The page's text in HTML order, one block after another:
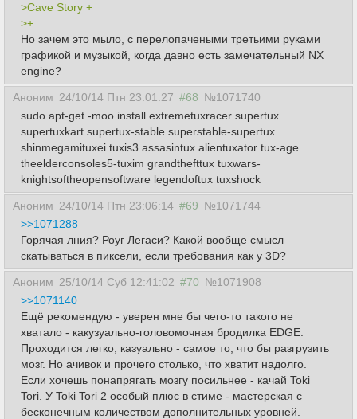
>Cave Story +
>+
Но зачем это мыло, c перелопачеными третьими руками
графикой и музыкой, когда давно есть замечательный NX
engine?
Аноним 24/10/14 Птн 23:01:27 #68 №1071740
sudo apt-get -moo install extremetuxracer supertux
supertuxkart supertux-stable superstable-supertux
shinmegamituxei tuxis3 assasintux alientuxator tux-age
theelderconsoles5-tuxim grandthefttux tuxwars-
knightsoftheopensoftware legendoftux tuxshock
Аноним 24/10/14 Птн 23:06:14 #69 №1071744
>>1071288
Горячая лния? Роуг Легаси? Какой вообще смысл
скатываться в пиксели, если требования как у 3D?
Аноним 25/10/14 Суб 12:41:02 #70 №1071908
>>1071140
Ещё рекомендую - уверен мне бы чего-то такого не
хватало - какузуально-головомочная бродилка EDGE.
Проходится легко, казуально - самое то, что бы разгрузить
мозг. Но ачивок и прочего столько, что хватит надолго.
Если хочешь понапрягать мозгу посильнее - качай Toki
Tori. У Toki Tori 2 особый плюс в стиме - мастерская с
бесконечным количеством дополнительных уровней.